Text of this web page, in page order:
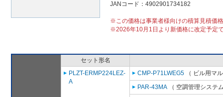
JANコード：4902901734182
※この価格は事業者様向けの積算見積価
※2026年10月1日より新価格に改定予定
セット形名
PLZT-ERMP224LEZ-
A
CMP-P71LWEG5 （ ビル用マ
PAR-43MA （ 空調管理システ